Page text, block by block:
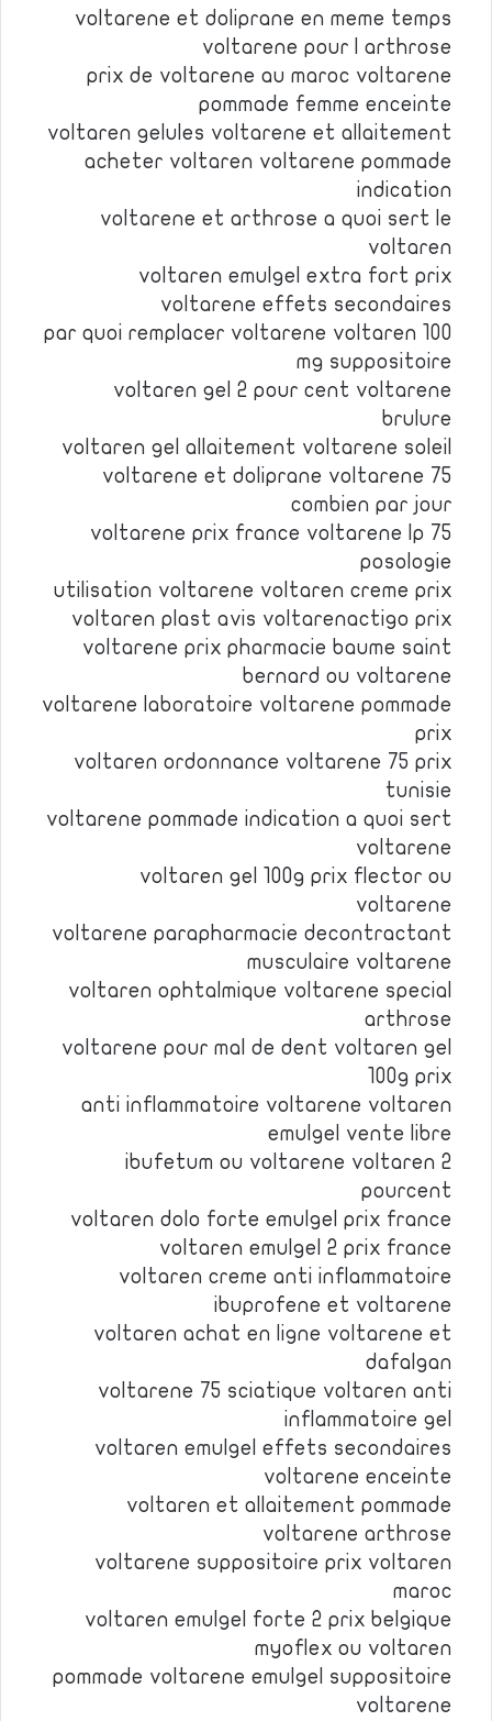
voltarene et doliprane en meme temps
voltarene pour l arthrose
prix de voltarene au maroc voltarene
pommade femme enceinte
voltaren gelules voltarene et allaitement
acheter voltaren voltarene pommade
indication
voltarene et arthrose a quoi sert le
voltaren
voltaren emulgel extra fort prix
voltarene effets secondaires
par quoi remplacer voltarene voltaren 100
mg suppositoire
voltaren gel 2 pour cent voltarene
brulure
voltaren gel allaitement voltarene soleil
voltarene et doliprane voltarene 75
combien par jour
voltarene prix france voltarene lp 75
posologie
utilisation voltarene voltaren creme prix
voltaren plast avis voltarenactigo prix
voltarene prix pharmacie baume saint
bernard ou voltarene
voltarene laboratoire voltarene pommade
prix
voltaren ordonnance voltarene 75 prix
tunisie
voltarene pommade indication a quoi sert
voltarene
voltaren gel 100g prix flector ou
voltarene
voltarene parapharmacie decontractant
musculaire voltarene
voltaren ophtalmique voltarene special
arthrose
voltarene pour mal de dent voltaren gel
100g prix
anti inflammatoire voltarene voltaren
emulgel vente libre
ibufetum ou voltarene voltaren 2
pourcent
voltaren dolo forte emulgel prix france
voltaren emulgel 2 prix france
voltaren creme anti inflammatoire
ibuprofene et voltarene
voltaren achat en ligne voltarene et
dafalgan
voltarene 75 sciatique voltaren anti
inflammatoire gel
voltaren emulgel effets secondaires
voltarene enceinte
voltaren et allaitement pommade
voltarene arthrose
voltarene suppositoire prix voltaren
maroc
voltaren emulgel forte 2 prix belgique
myoflex ou voltaren
pommade voltarene emulgel suppositoire
voltarene